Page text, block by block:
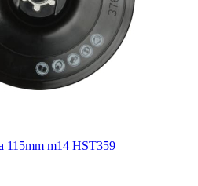
115mm m14 HST359